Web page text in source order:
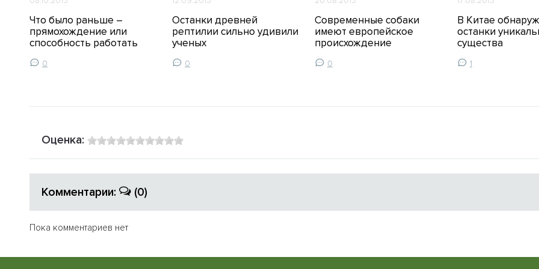
Что было раньше –
прямохождение или
способность работать
0
Останки древней
рептилии сильно удивили
ученых
0
Современные собаки
имеют европейское
происхождение
0
В Китае
останки
существа
1
Оценка:
Комментарии: (0)
Пока комментариев нет